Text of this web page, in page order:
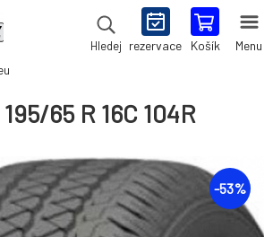
Hledej rezervace Košík Menu
65 R 16C 104R
-53%